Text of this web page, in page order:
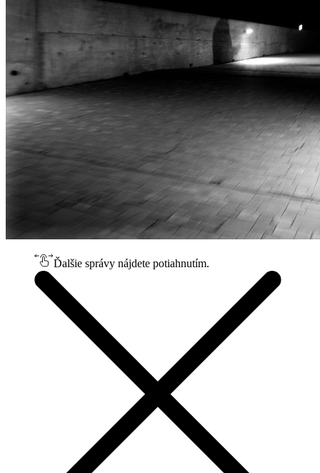
Ďalšie správy nájdete potiahnutím.